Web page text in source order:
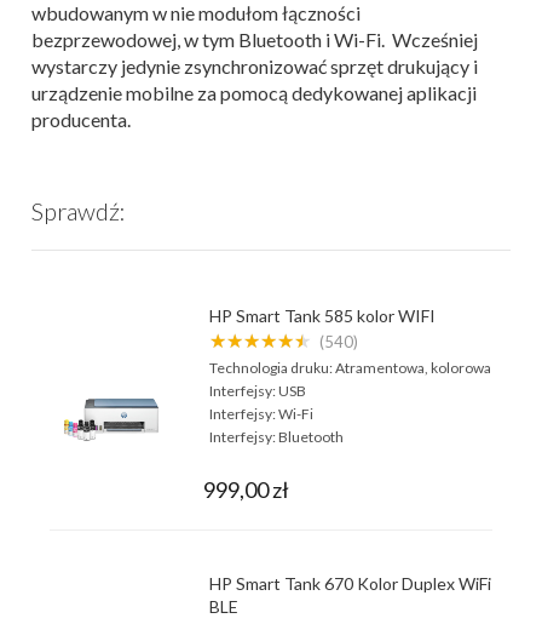
wbudowanym w nie modułom łączności
bezprzewodowej, w tym Bluetooth i Wi-Fi. Wcześniej
wystarczy jedynie zsynchronizować sprzęt drukujący i
urządzenie mobilne za pomocą dedykowanej aplikacji
producenta.
Sprawdź:
HP Smart Tank 585 kolor WIFI
★★★★★★ (540)
Technologia druku:Atramentowa, kolorowa
Interfejsy:USB
Interfejsy:Wi-Fi
Interfejsy:Bluetooth
999,00 zł
HP Smart Tank 670 Kolor Duplex WiFi
BLE